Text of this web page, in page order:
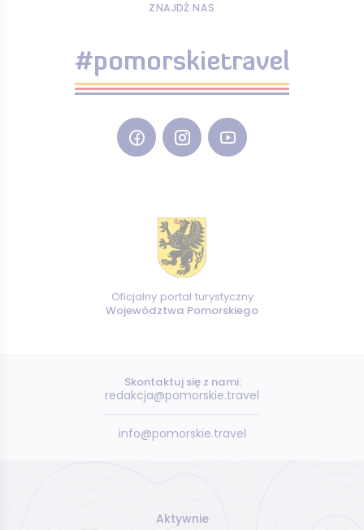
ZNAJDŹ NAS
#pomorskietravel
Oficjalny portal turystyczny
Województwa Pomorskiego
Skontaktuj się z nami:
redakcja@pomorskie.travel
info@pomorskie.travel
Aktywnie